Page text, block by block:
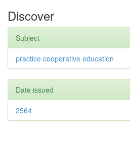
Discover
Subject
practice cooperative education
Date issued
2564